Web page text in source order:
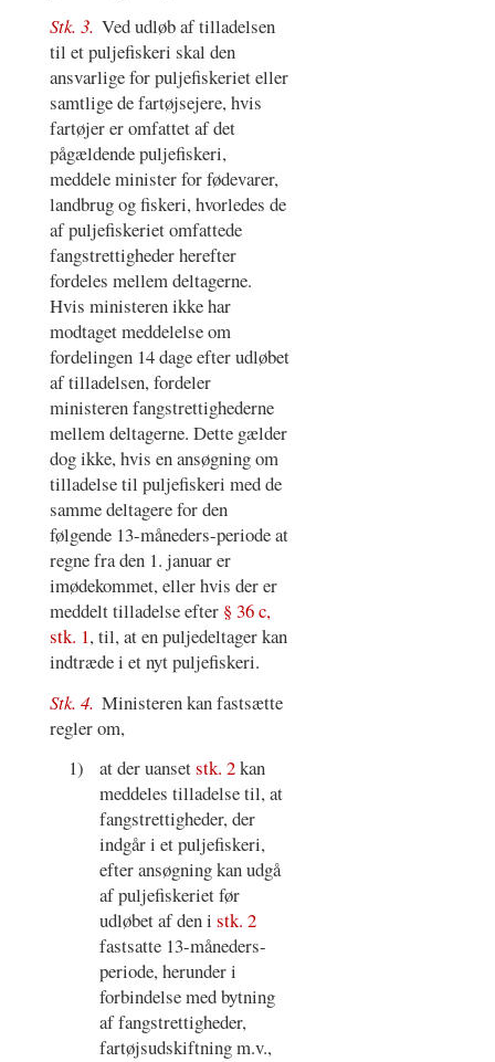
Stk. 3. Ved udløb af tilladelsen
til et puljefiskeri skal den
ansvarlige for puljefiskeriet eller
samtlige de fartøjsejere, hvis
fartøjer er omfattet af det
pågældende puljefiskeri,
meddele minister for fødevarer,
landbrug og fiskeri, hvorledes de
af puljefiskeriet omfattede
fangstrettigheder herefter
fordeles mellem deltagerne.
Hvis ministeren ikke har
modtaget meddelelse om
fordelingen 14 dage efter udløbet
af tilladelsen, fordeler
ministeren fangstrettighederne
mellem deltagerne. Dette gælder
dog ikke, hvis en ansøgning om
tilladelse til puljefiskeri med de
samme deltagere for den
følgende 13-måneders-periode at
regne fra den 1. januar er
imødekommet, eller hvis der er
meddelt tilladelse efter § 36 c,
stk. 1, til, at en puljedeltager kan
indtræde i et nyt puljefiskeri.
Stk. 4. Ministeren kan fastsætte
regler om,
1)
at der uansetstk. 2kan
meddeles tilladelse til, at
fangstrettigheder, der
indgår i et puljefiskeri,
efter ansøgning kan udgå
af puljefiskeriet før
udløbet af den istk. 2
fastsatte 13-måneders-
periode, herunder i
forbindelse med bytning
af fangstrettigheder,
fartøjsudskiftning m.v.,